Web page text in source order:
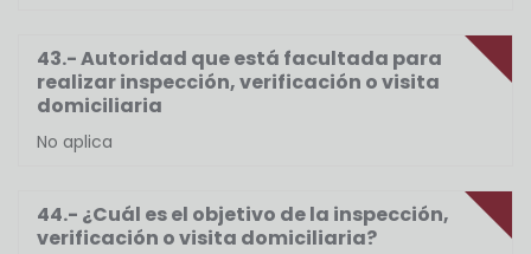
43.- Autoridad que está facultada para
realizar inspección, verificación o visita
domiciliaria
No aplica
44.- ¿Cuál es el objetivo de la inspección,
verificación o visita domiciliaria?